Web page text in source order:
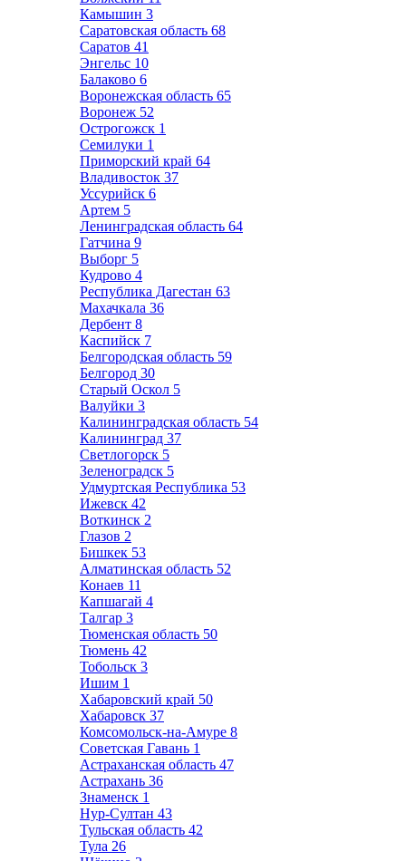
Камышин 3
Саратовская область 68
Саратов 41
Энгельс 10
Балаково 6
Воронежская область 65
Воронеж 52
Острогожск 1
Семилуки 1
Приморский край 64
Владивосток 37
Уссурийск 6
Артем 5
Ленинградская область 64
Гатчина 9
Выборг 5
Кудрово 4
Республика Дагестан 63
Махачкала 36
Дербент 8
Каспийск 7
Белгородская область 59
Белгород 30
Старый Оскол 5
Валуйки 3
Калининградская область 54
Калининград 37
Светлогорск 5
Зеленоградск 5
Удмуртская Республика 53
Ижевск 42
Воткинск 2
Глазов 2
Бишкек 53
Алматинская область 52
Конаев 11
Капшагай 4
Талгар 3
Тюменская область 50
Тюмень 42
Тобольск 3
Ишим 1
Хабаровский край 50
Хабаровск 37
Комсомольск-на-Амуре 8
Советская Гавань 1
Астраханская область 47
Астрахань 36
Знаменск 1
Нур-Султан 43
Тульская область 42
Тула 26